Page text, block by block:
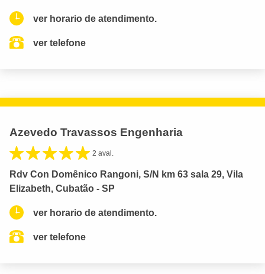
ver horario de atendimento.
ver telefone
Azevedo Travassos Engenharia
2 aval.
Rdv Con Domênico Rangoni, S/N km 63 sala 29, Vila
Elizabeth, Cubatão - SP
ver horario de atendimento.
ver telefone